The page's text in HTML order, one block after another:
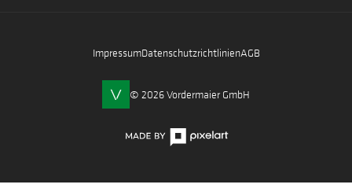
ImpressumDatenschutzrichtlinienAGB
© 2026 Vordermaier GmbH